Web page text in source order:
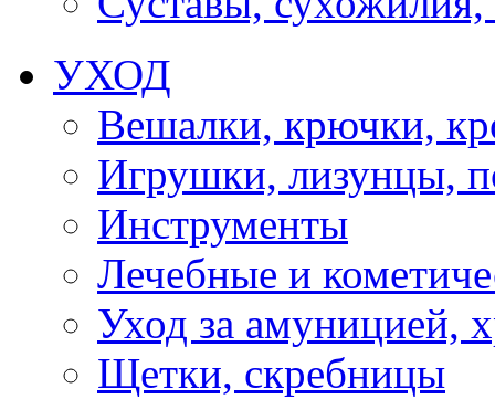
УХОД
Вешалки, крючки,
Игрушки, лизунцы,
Инструменты
Лечебные и
Уход за амуницией,
Щетки, скребницы